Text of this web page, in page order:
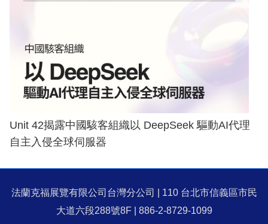
Unit 42揭露中國駭客組織以 DeepSeek 驅動AI代理
自主入侵全球伺服器
法蘭克福展覽有限公司台灣分公司 | 110 台北市信義區市民
大道六段288號8F | 886-2-8729-1099